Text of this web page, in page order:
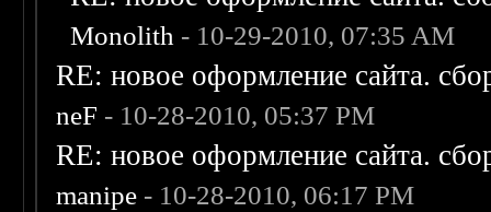
Monolith - 10-29-2010, 07:35 AM
RE: новое оформление сайта.
neF - 10-28-2010, 05:37 PM
RE: новое оформление сайта.
manipe - 10-28-2010, 06:17 PM